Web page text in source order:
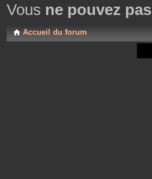
Vous ne pouvez pas
Accueil du forum